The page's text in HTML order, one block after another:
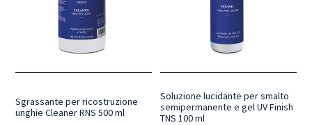
Sgrassante per ricostruzione
unghie Cleaner RNS 500 ml
Soluzione lucidante per smalto
semipermanente e gel UV Finish
TNS 100 ml